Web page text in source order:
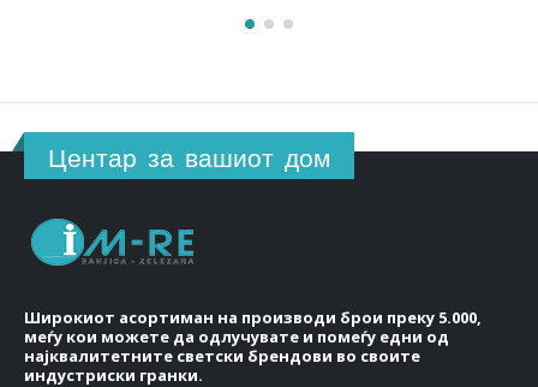
Центар за вашиот дом
Широкиот асортиман на производи брои преку 5.000,
меѓу кои можете да одлучувате и помеѓу едни од
најквалитетните светски брендови во своите
индустриски гранки.